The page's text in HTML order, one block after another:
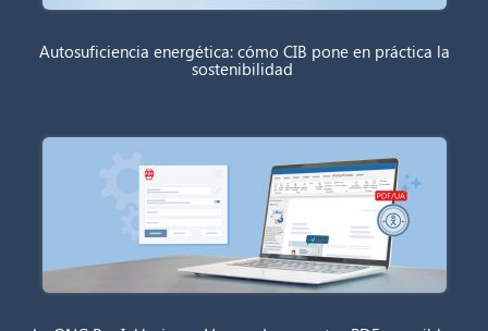
Autosuficiencia energética: cómo CIB pone en práctica la
sostenibilidad